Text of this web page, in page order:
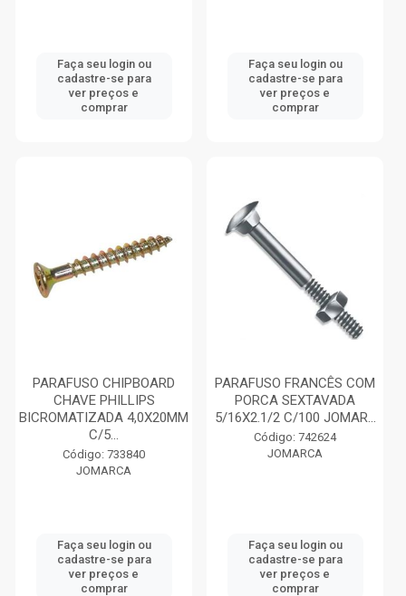
Faça seu login ou
cadastre-se para
ver preços e
comprar
Faça seu login ou
cadastre-se para
ver preços e
comprar
PARAFUSO CHIPBOARD
CHAVE PHILLIPS
BICROMATIZADA 4,0X20MM
C/5...
Código: 733840
JOMARCA
Faça seu login ou
cadastre-se para
ver preços e
comprar
PARAFUSO FRANCÊS COM
PORCA SEXTAVADA
5/16X2.1/2 C/100 JOMAR...
Código: 742624
JOMARCA
Faça seu login ou
cadastre-se para
ver preços e
comprar